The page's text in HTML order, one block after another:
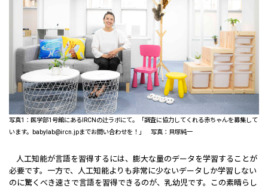
写真1：医学部1号館にあるIRCNの辻ラボにて。「調査に協力してくれる赤ちゃんを募集して
います。babylab@ircn.jpまでお問い合わせを！」 写真：貝塚純一
人工知能が言語を習得するには、膨大な量のデータを学習することが
必要です。一方で、人工知能よりも非常に少ないデータしか学習しない
のに驚くべき速さで言語を習得できるのが、乳幼児です。この素晴らし